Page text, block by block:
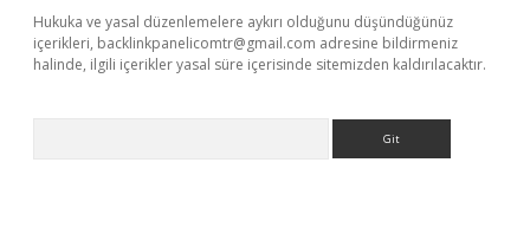
Hukuka ve yasal düzenlemelere aykırı olduğunu düşündüğünüz
içerikleri, backlinkpanelicomtr@gmail.com adresine bildirmeniz
halinde, ilgili içerikler yasal süre içerisinde sitemizden kaldırılacaktır.